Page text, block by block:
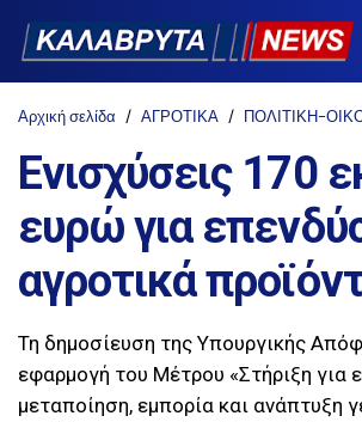
Αρχική σελίδα ΑΓΡΟΤΙΚΑ ΠΟΛΙΤΙΚΗ-
Ενισχύσεις 170
ευρώ για
αγροτικά
Τη δημοσίευση της Υπουργικής
εφαρμογή του Μέτρου «Στήριξη για
μεταποίηση, εμπορία και ανάπτυξη